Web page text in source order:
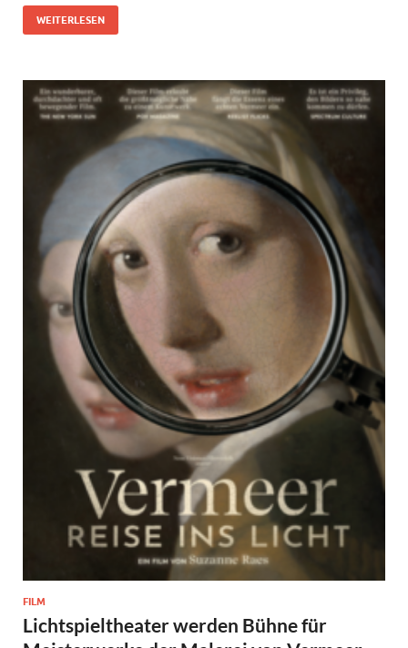
WEITERLESEN
FILM
Lichtspieltheater werden Bühne für